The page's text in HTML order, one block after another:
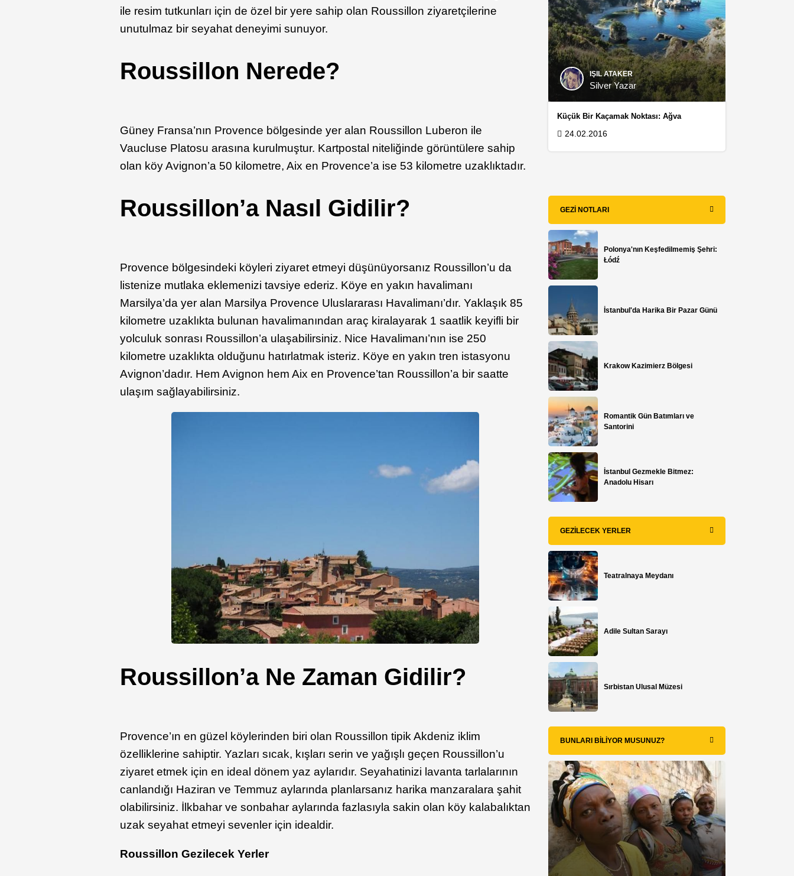
ile resim tutkunları için de özel bir yere sahip olan Roussillon ziyaretçilerine
unutulmaz bir seyahat deneyimi sunuyor.
Roussillon Nerede?
Güney Fransa’nın Provence bölgesinde yer alan Roussillon Luberon ile
Vaucluse Platosu arasına kurulmuştur. Kartpostal niteliğinde görüntülere sahip
olan köy Avignon’a 50 kilometre, Aix en Provence’a ise 53 kilometre uzaklıktadır.
Roussillon’a Nasıl Gidilir?
Provence bölgesindeki köyleri ziyaret etmeyi düşünüyorsanız Roussillon’u da
listenize mutlaka eklemenizi tavsiye ederiz. Köye en yakın havalimanı
Marsilya’da yer alan Marsilya Provence Uluslararası Havalimanı’dır. Yaklaşık 85
kilometre uzaklıkta bulunan havalimanından araç kiralayarak 1 saatlik keyifli bir
yolculuk sonrası Roussillon’a ulaşabilirsiniz. Nice Havalimanı’nın ise 250
kilometre uzaklıkta olduğunu hatırlatmak isteriz. Köye en yakın tren istasyonu
Avignon’dadır. Hem Avignon hem Aix en Provence’tan Roussillon’a bir saatte
ulaşım sağlayabilirsiniz.
Roussillon’a Ne Zaman Gidilir?
Provence’ın en güzel köylerinden biri olan Roussillon tipik Akdeniz iklim
özelliklerine sahiptir. Yazları sıcak, kışları serin ve yağışlı geçen Roussillon’u
ziyaret etmek için en ideal dönem yaz aylarıdır. Seyahatinizi lavanta tarlalarının
canlandığı Haziran ve Temmuz aylarında planlarsanız harika manzaralara şahit
olabilirsiniz. İlkbahar ve sonbahar aylarında fazlasıyla sakin olan köy kalabalıktan
uzak seyahat etmeyi sevenler için idealdir.
Roussillon Gezilecek Yerler
IŞIL ATAKER
Silver Yazar
Küçük Bir Kaçamak Noktası: Ağva
24.02.2016
GEZI NOTLARI
Polonya'nın Keşfedilmemiş Şehri:
Łódź
İstanbul'da Harika Bir Pazar Günü
Krakow Kazimierz Bölgesi
Romantik Gün Batımları ve
Santorini
İstanbul Gezmekle Bitmez:
Anadolu Hisarı
GEZILECEK YERLER
Teatralnaya Meydanı
Adile Sultan Sarayı
Sırbistan Ulusal Müzesi
BUNLARI BILIYOR MUSUNUZ?